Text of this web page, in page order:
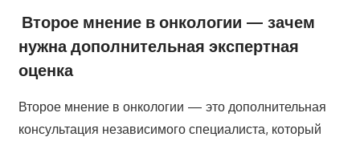
Второе мнение в онкологии — зачем
нужна дополнительная экспертная
оценка
Второе мнение в онкологии — это дополнительная
консультация независимого специалиста, который